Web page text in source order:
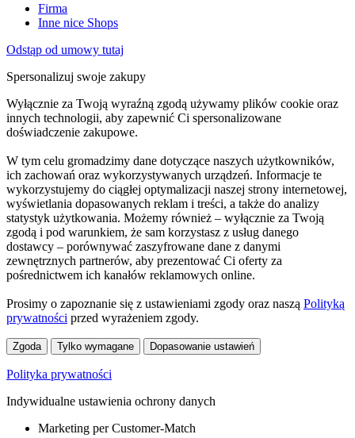
Firma
Inne nice Shops
Odstąp od umowy tutaj
Spersonalizuj swoje zakupy
Wyłącznie za Twoją wyraźną zgodą używamy plików cookie oraz
innych technologii, aby zapewnić Ci spersonalizowane
doświadczenie zakupowe.
W tym celu gromadzimy dane dotyczące naszych użytkowników,
ich zachowań oraz wykorzystywanych urządzeń. Informacje te
wykorzystujemy do ciągłej optymalizacji naszej strony internetowej,
wyświetlania dopasowanych reklam i treści, a także do analizy
statystyk użytkowania. Możemy również – wyłącznie za Twoją
zgodą i pod warunkiem, że sam korzystasz z usług danego
dostawcy – porównywać zaszyfrowane dane z danymi
zewnętrznych partnerów, aby prezentować Ci oferty za
pośrednictwem ich kanałów reklamowych online.
Prosimy o zapoznanie się z ustawieniami zgody oraz naszą Polityką
prywatności przed wyrażeniem zgody.
Zgoda Tylko wymagane Dopasowanie ustawień
Polityka prywatności
Indywidualne ustawienia ochrony danych
Marketing per Customer-Match